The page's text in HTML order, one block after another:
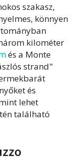
szakasz,
könnyen
kilométer
és a Monte
strand"
és
lehet
található